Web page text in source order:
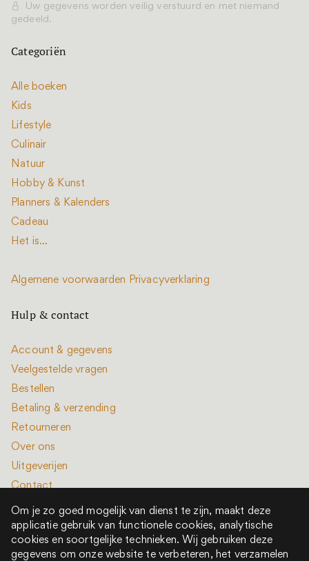
Uw gegevens worden veilig verstuurd en met niemand
gedeeld.
Categoriën
Alle boeken
Kids
Lifestyle
Culinair
Natuur
Hobby & Kunst
Planners & Kalenders
Cadeau
Het is...
Algemene voorwaarden Privacyverklaring
Hulp & contact
Account & gegevens
Veelgestelde vragen
Bestellen
Betaling & verzending
Retourneren
Over ons
Uitgeverijen
Contact
Om je zo goed mogelijk van dienst te zijn, maakt deze
applicatie gebruik van functionele cookies, analytische
cookies en soortgelijke technieken. Wij gebruiken deze
gegevens om onze website te verbeteren, het verzamelen